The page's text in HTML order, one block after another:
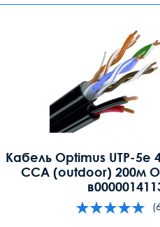
Кабель Optimus UTP-5e
CCA (outdoor) 200м